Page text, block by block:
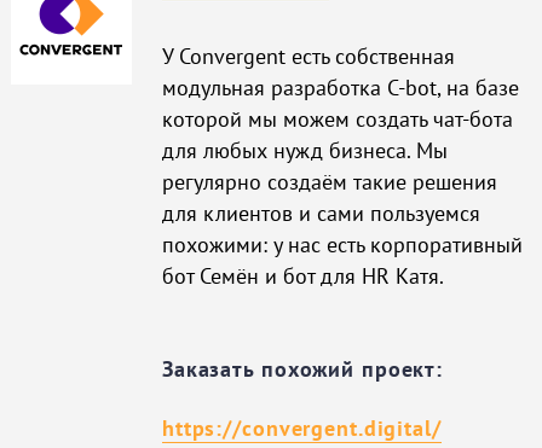
У Convergent есть собственная
модульная разработка C-bot, на базе
которой мы можем создать чат-бота
для любых нужд бизнеса. Мы
регулярно создаём такие решения
для клиентов и сами пользуемся
похожими: у нас есть корпоративный
бот Семён и бот для HR Катя.
Заказать похожий проект:
https://convergent.digital/